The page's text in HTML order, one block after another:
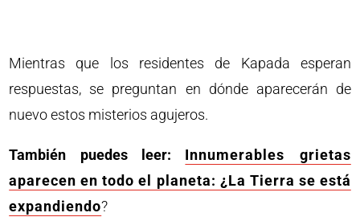
Mientras que los residentes de Kapada esperan
respuestas, se preguntan en dónde aparecerán de
nuevo estos misterios agujeros.
También puedes leer:
Innumerables grietas
aparecen en todo el planeta: ¿La Tierra se está
expandiendo?